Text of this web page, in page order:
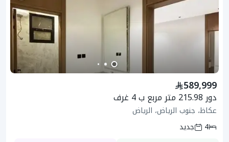
589,999
دور 215.98 متر مربع ب 4 غرف
عكاظ، جنوب الرياض، الرياض
4
جديد